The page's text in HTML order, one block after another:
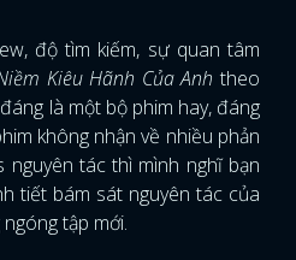
độ tìm kiếm, sự quan tâm
Kiêu Hãnh Của Anh theo
là một bộ phim hay, đáng
không nhận về nhiều phản
tác thì mình nghĩ bạn
tiết bám sát nguyên tác của
tập mới.